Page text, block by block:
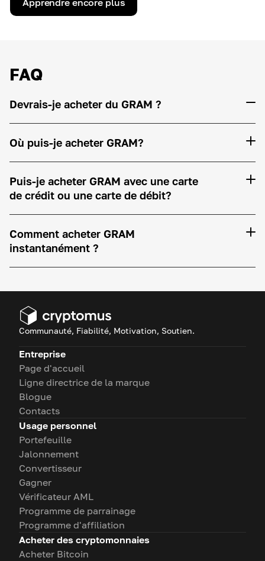
Apprendre encore plus
FAQ
Devrais-je acheter du GRAM ?
Où puis-je acheter GRAM?
Puis-je acheter GRAM avec une carte
de crédit ou une carte de débit?
Comment acheter GRAM
instantanément ?
Communauté, Fiabilité, Motivation, Soutien.
Entreprise
Page d'accueil
Ligne directrice de la marque
Blogue
Contacts
Usage personnel
Portefeuille
Jalonnement
Convertisseur
Gagner
Vérificateur AML
Programme de parrainage
Programme d'affiliation
Acheter des cryptomonnaies
Acheter Bitcoin